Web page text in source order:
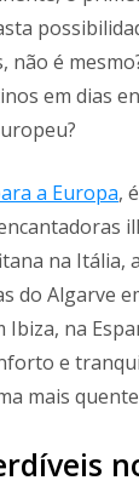
não é
em dias
a Europa,
na Itália,
do Algarve
Ibiza, na
e
mais